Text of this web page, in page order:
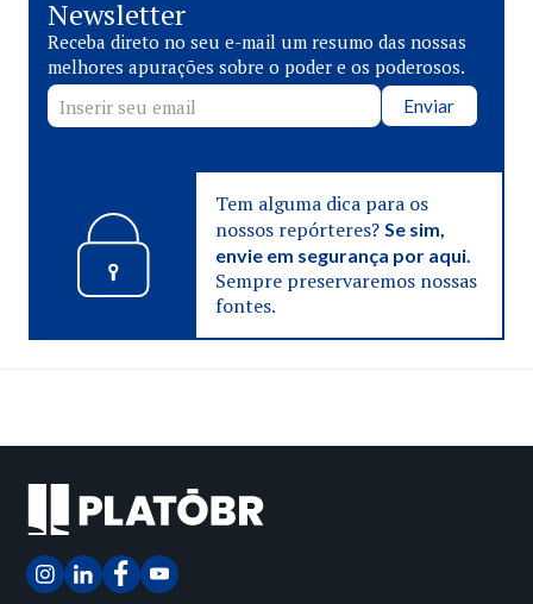
Newsletter
Receba direto no seu e-mail um resumo das nossas
melhores apurações sobre o poder e os poderosos.
Enviar
Tem alguma dica para os
nossos repórteres? Se sim,
envie em segurança por aqui.
Sempre preservaremos nossas
fontes.